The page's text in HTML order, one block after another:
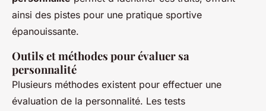
ainsi des pistes pour une pratique sportive
épanouissante.
Outils et méthodes pour évaluer sa
personnalité
Plusieurs méthodes existent pour effectuer une
évaluation de la personnalité. Les tests